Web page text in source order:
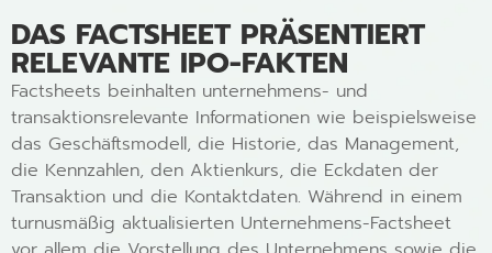
DAS FACTSHEET PRÄSENTIERT
RELEVANTE IPO-FAKTEN
Factsheets beinhalten unternehmens- und
transaktionsrelevante Informationen wie beispielsweise
das Geschäftsmodell, die Historie, das Management,
die Kennzahlen, den Aktienkurs, die Eckdaten der
Transaktion und die Kontaktdaten. Während in einem
turnusmäßig aktualisierten Unternehmens-Factsheet